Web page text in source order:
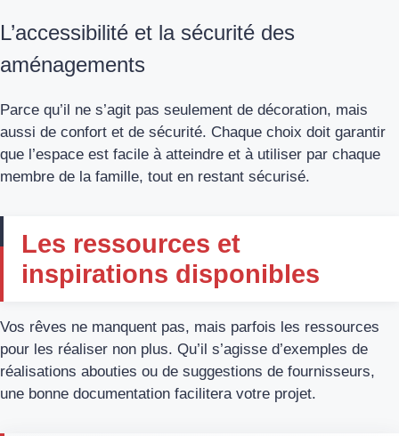
L’accessibilité et la sécurité des
aménagements
Parce qu’il ne s’agit pas seulement de décoration, mais
aussi de confort et de sécurité. Chaque choix doit garantir
que l’espace est facile à atteindre et à utiliser par chaque
membre de la famille, tout en restant sécurisé.
Les ressources et
inspirations disponibles
Vos rêves ne manquent pas, mais parfois les ressources
pour les réaliser non plus. Qu’il s’agisse d’exemples de
réalisations abouties ou de suggestions de fournisseurs,
une bonne documentation facilitera votre projet.